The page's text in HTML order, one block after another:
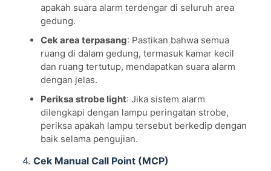
apakah suara alarm terdengar di seluruh area
gedung.
Cek area terpasang: Pastikan bahwa semua
ruang di dalam gedung, termasuk kamar kecil
dan ruang tertutup, mendapatkan suara alarm
dengan jelas.
Periksa strobe light: Jika sistem alarm
dilengkapi dengan lampu peringatan strobe,
periksa apakah lampu tersebut berkedip dengan
baik selama pengujian.
4. Cek Manual Call Point (MCP)